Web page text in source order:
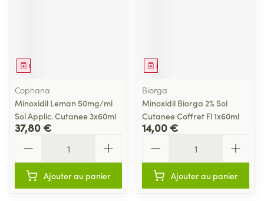
Médicament
Cophana
Minoxidil Leman 50mg/ml
Sol Applic. Cutanee 3x60ml
37,80 €
Ajouter au panier
Médicament
Biorga
Minoxidil Biorga 2% Sol
Cutanee Coffret Fl 1x60ml
14,00 €
Ajouter au panier